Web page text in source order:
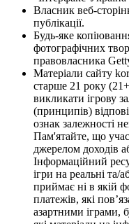
Власник веб-
публікації.
Будь-яке
фотографічних
правовласника
Матеріали сайту
старше 21 року
викликати ігрову
(принципів)
ознак залежності
Пам'ятайте, що
джерелом доходів
Інформаційний
ігри на реальні та/
приймає ні в якій
платежів, які
азартними іграми,